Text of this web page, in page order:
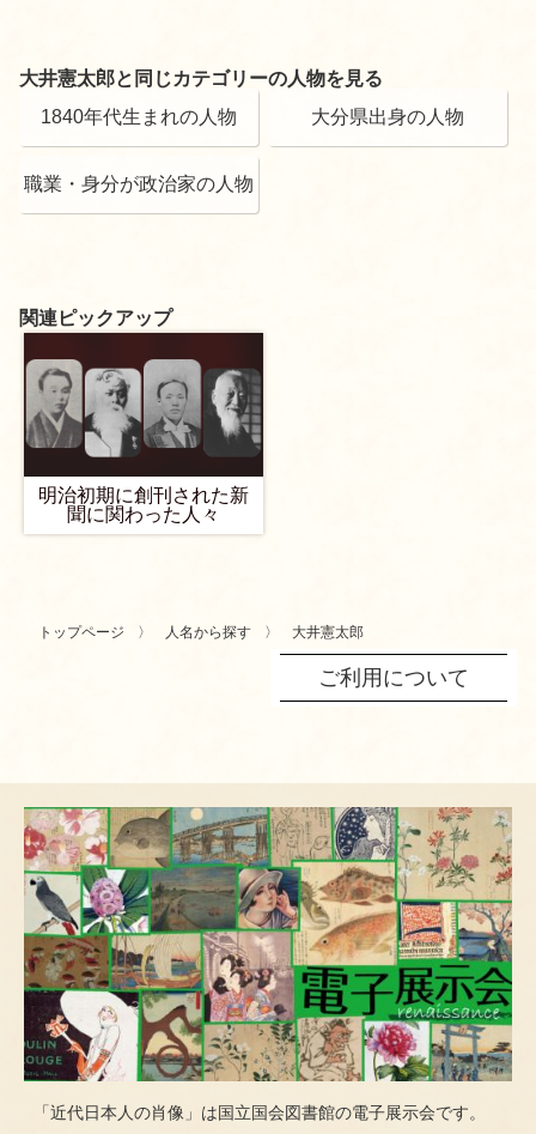
大井憲太郎と同じカテゴリーの人物を見る
1840年代生まれの人物
大分県出身の人物
職業・身分が政治家の人物
関連ピックアップ
明治初期に創刊された新
聞に関わった人々
トップページ 人名から探す 大井憲太郎
ご利用について
「近代日本人の肖像」は国立国会図書館の電子展示会です。